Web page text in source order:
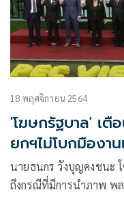
18 พฤศจิกายน 2564
'โฆษกรัฐบาล' เตื
ยกฯไม่โบกมืองา
นายธนกร วังบุญคงชนะ
ถึงกรณีที่มีการนำภาพ พ